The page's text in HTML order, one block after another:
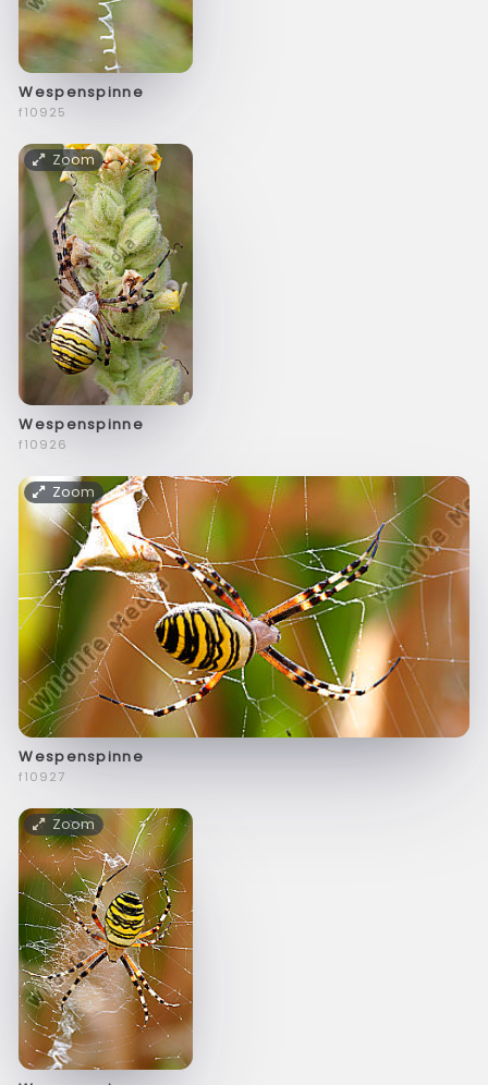
Wespenspinne
f10925
Zoom
Wespenspinne
f10926
Zoom
Wespenspinne
f10927
Zoom